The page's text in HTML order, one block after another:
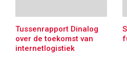
Tussenrapport Dinalog
over de toekomst van
internetlogistiek